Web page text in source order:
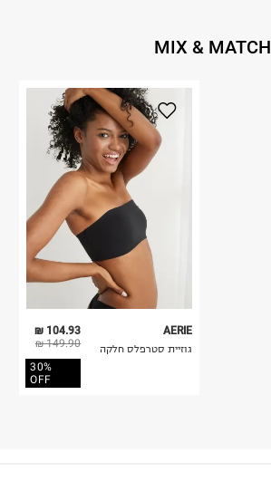
MIX & MATCH
104.93 ₪
149.90 ₪
30%
OFF
AERIE
גוזיית סטרפלס חלקה